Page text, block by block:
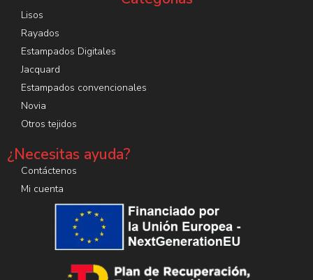
Lisos
Rayados
Estampados Digitales
Jacquard
Estampados convencionales
Novia
Otros tejidos
¿Necesitas ayuda?
Contáctenos
Mi cuenta